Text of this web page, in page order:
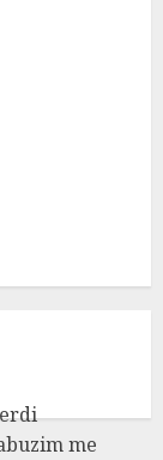
me